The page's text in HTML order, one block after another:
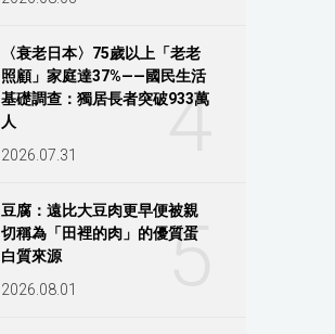
4
〈衰老日本〉75歲以上「老老
照顧」家庭達37%——國民生活
基礎調查：獨居長者突破933萬
人
2026.07.31
5
豆腐：遠比大豆肉更早便被親
切稱為「田裡的肉」的優質蛋
白質來源
2026.08.01